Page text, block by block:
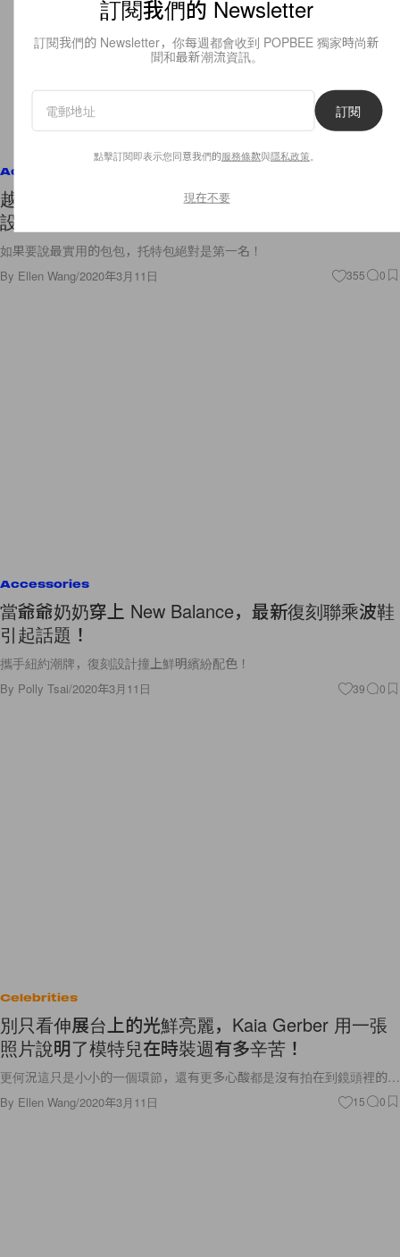
Accessories
越簡單往往越難尋：堅持使用上乘的皮革＋簡約的
設計，也難怪這只皮革托特包會如此受歡迎！
如果要說最實用的包包，托特包絕對是第一名！
By Ellen Wang/2020年3月11日 355 0
Accessories
當爺爺奶奶穿上 New Balance，最新復刻聯乘波鞋
引起話題！
攜手紐約潮牌，復刻設計撞上鮮明繽紛配色！
By Polly Tsai/2020年3月11日 39 0
Celebrities
別只看伸展台上的光鮮亮麗，Kaia Gerber 用一張
照片說明了模特兒在時裝週有多辛苦！
更何況這只是小小的一個環節，還有更多心酸都是沒有拍在到鏡頭裡的…
By Ellen Wang/2020年3月11日 15 0
訂閱我們的 Newsletter
訂閱我們的 Newsletter，你每週都會收到 POPBEE 獨家時尚新
聞和最新潮流資訊。
訂閱
點擊訂閱即表示您同意我們的服務條款與隱私政策
現在不要